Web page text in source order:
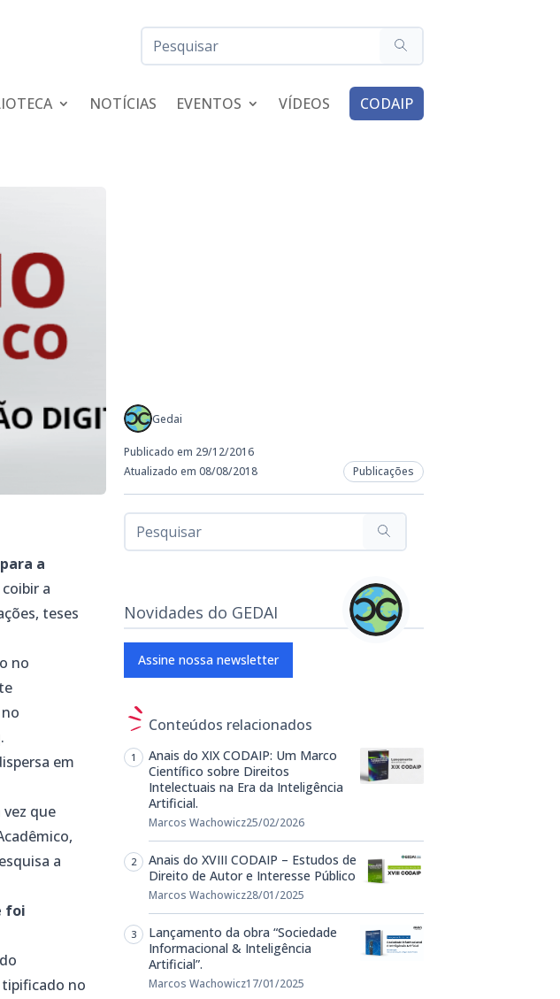
NOTÍCIAS EVENTOS VÍDEOS CODAIP
a
a
teses
no
.
em
que
a
foi
tipificado no
Gedai
Publicado em 29/12/2016
Atualizado em 08/08/2018
Publicações
Novidades do GEDAI
Assine nossa newsletter
Conteúdos relacionados
Anais do XIX CODAIP: Um Marco
Científico sobre Direitos
Intelectuais na Era da Inteligência
Artificial.
Marcos Wachowicz25/02/2026
Anais do XVIII CODAIP – Estudos de
Direito de Autor e Interesse Público
Marcos Wachowicz28/01/2025
Lançamento da obra “Sociedade
Informacional & Inteligência
Artificial”.
Marcos Wachowicz17/01/2025